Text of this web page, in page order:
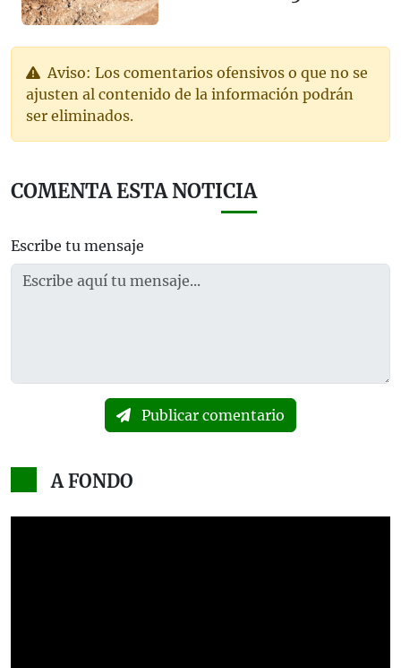
Aviso: Los comentarios ofensivos o que no se
ajusten al contenido de la información podrán
ser eliminados.
COMENTA ESTA NOTICIA
Escribe tu mensaje
Publicar comentario
A FONDO